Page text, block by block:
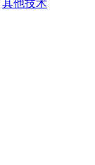
其他技术